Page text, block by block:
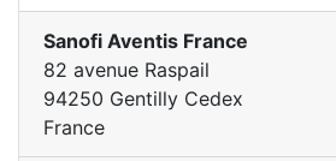
Sanofi Aventis France
82 avenue Raspail
94250 Gentilly Cedex
France